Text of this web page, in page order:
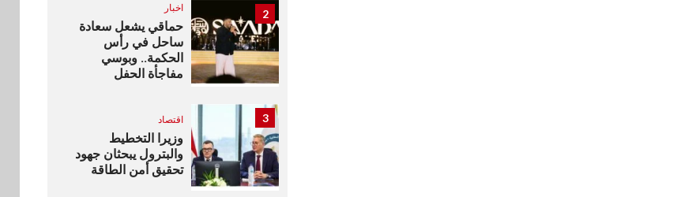
2 اخبار
حماقي يشعل سعادة
ساحل في رأس
الحكمة.. وبوسي
مفاجأة الحفل
3 اقتصاد
وزيرا التخطيط
والبترول يبحثان جهود
تحقيق أمن الطاقة